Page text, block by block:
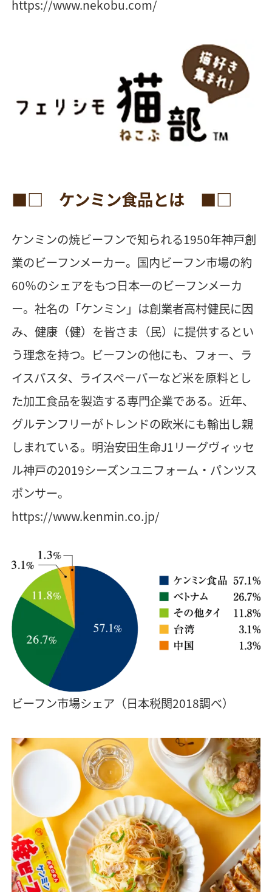
https://www.nekobu.com/
■□ ケンミン食品とは ■□
ケンミンの焼ビーフンで知られる1950年神戸創
業のビーフンメーカー。国内ビーフン市場の約
60％のシェアをもつ日本一のビーフンメーカ
ー。社名の「ケンミン」は創業者高村健民に因
み、健康（健）を皆さま（民）に提供するとい
う理念を持つ。ビーフンの他にも、フォー、ラ
イスパスタ、ライスペーパーなど米を原料とし
た加工食品を製造する専門企業である。近年、
グルテンフリーがトレンドの欧米にも輸出し親
しまれている。明治安田生命J1リーグヴィッセ
ル神戸の2019シーズンユニフォーム・パンツス
ポンサー。
https://www.kenmin.co.jp/
ビーフン市場シェア（日本税関2018調べ）